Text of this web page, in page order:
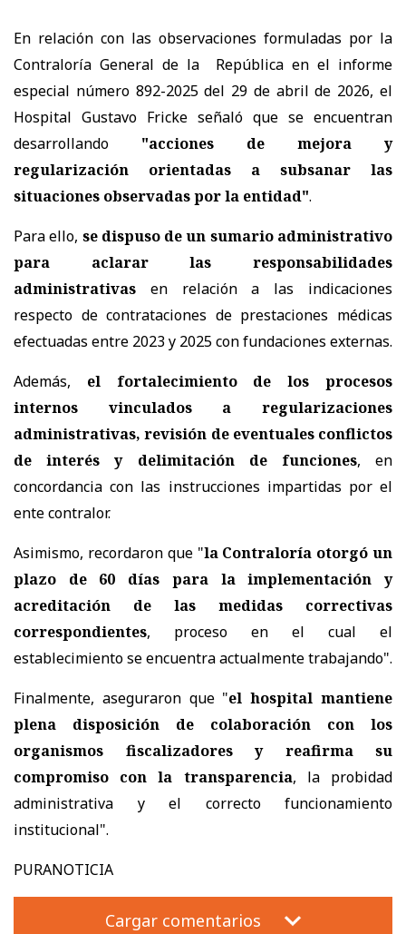
En relación con las observaciones formuladas por la
Contraloría General de la República en el informe
especial número 892-2025 del 29 de abril de 2026, el
Hospital Gustavo Fricke señaló que se encuentran
desarrollando "acciones de mejora y
regularización orientadas a subsanar las
situaciones observadas por la entidad".
Para ello, se dispuso de un sumario administrativo
para aclarar las responsabilidades
administrativas en relación a las indicaciones
respecto de contrataciones de prestaciones médicas
efectuadas entre 2023 y 2025 con fundaciones externas.
Además, el
fortalecimiento de los procesos
internos vinculados a regularizaciones
administrativas, revisión de eventuales conflictos
de interés y delimitación de funciones, en
concordancia con las instrucciones impartidas por el
ente contralor.
Asimismo, recordaron que "la Contraloría otorgó un
plazo de 60 días para la implementación y
acreditación de las medidas correctivas
correspondientes, proceso en el cual el
establecimiento se encuentra actualmente trabajando".
Finalmente, aseguraron que "el hospital mantiene
plena disposición de colaboración con los
organismos fiscalizadores y reafirma su
compromiso con la transparencia, la probidad
administrativa y el correcto funcionamiento
institucional".
PURANOTICIA
Cargar comentarios